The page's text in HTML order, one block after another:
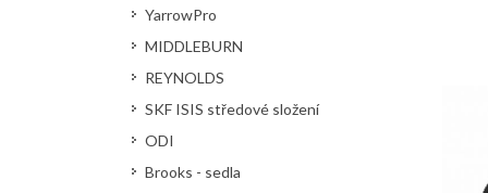
YarrowPro
MIDDLEBURN
REYNOLDS
SKF ISIS středové složení
ODI
Brooks - sedla